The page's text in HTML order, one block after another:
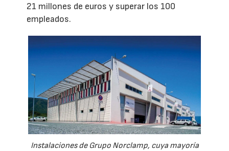
21 millones de euros y superar los 100
empleados.
Instalaciones de Grupo Norclamp, cuya mayoría